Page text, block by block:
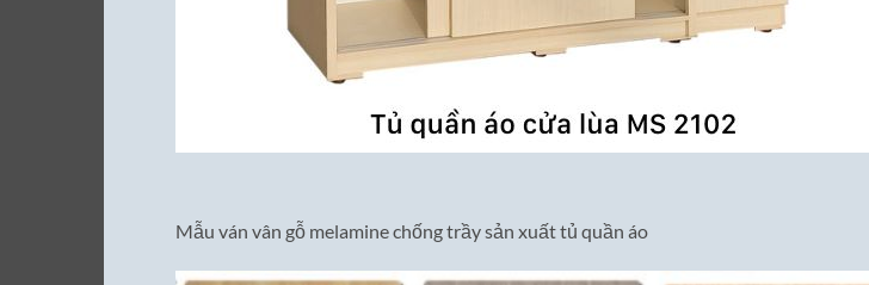
Mẫu ván vân gỗ melamine chống trầy sản xuất tủ quần áo